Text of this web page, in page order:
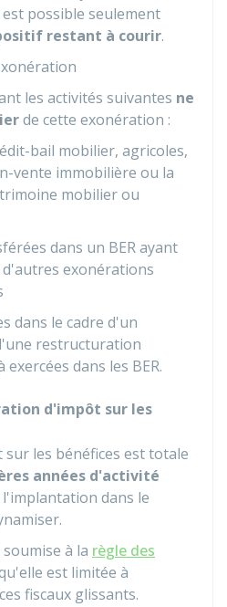
possible seulement
restant à courir.
les activités suivantes ne
de cette exonération :
bail mobilier, agricoles,
vente immobilière ou la
mobilier ou
dans un BER ayant
d'autres exonérations
dans le cadre d'un
restructuration
dans les BER.
d'impôt sur les
les bénéfices est totale
années d'activité
dans le
à la règle des
est limitée à
fiscaux glissants.